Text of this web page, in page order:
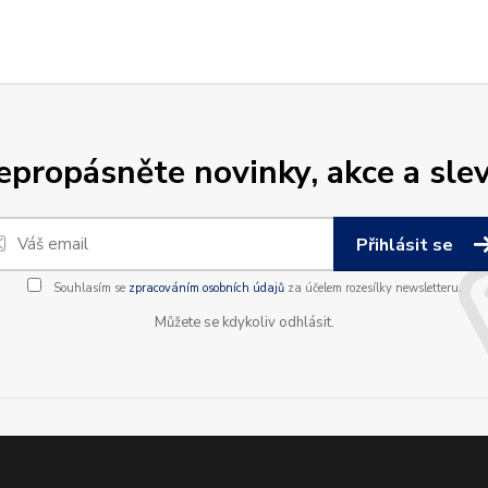
novinky, akce a
Přihlásit se
Souhlasím se zpracováním osobních údajůza účelem rozesílky newsletteru.
Můžete se kdykoliv odhlásit.